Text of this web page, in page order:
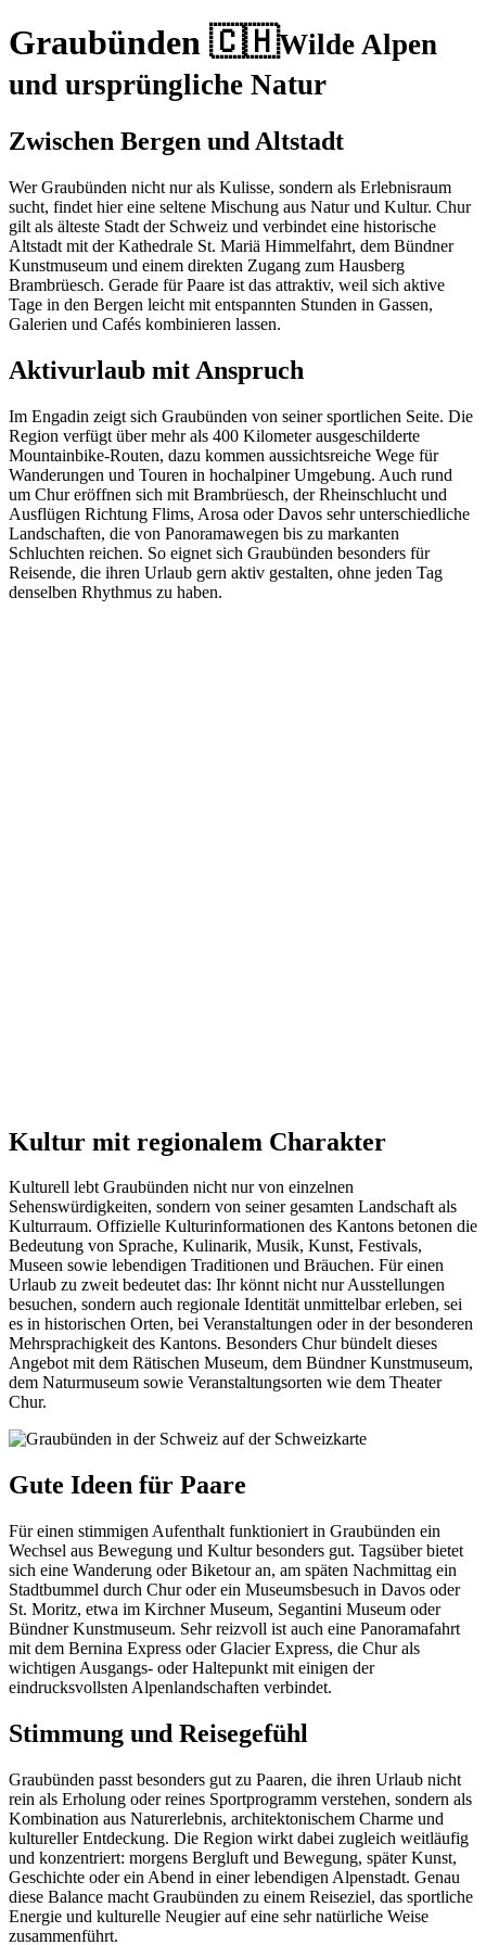
Graubünden 🇨🇭Wilde Alpen
und ursprüngliche Natur
Zwischen Bergen und Altstadt
Wer Graubünden nicht nur als Kulisse, sondern als Erlebnisraum
sucht, findet hier eine seltene Mischung aus Natur und Kultur. Chur
gilt als älteste Stadt der Schweiz und verbindet eine historische
Altstadt mit der Kathedrale St. Mariä Himmelfahrt, dem Bündner
Kunstmuseum und einem direkten Zugang zum Hausberg
Brambrüesch. Gerade für Paare ist das attraktiv, weil sich aktive
Tage in den Bergen leicht mit entspannten Stunden in Gassen,
Galerien und Cafés kombinieren lassen.
Aktivurlaub mit Anspruch
Im Engadin zeigt sich Graubünden von seiner sportlichen Seite. Die
Region verfügt über mehr als 400 Kilometer ausgeschilderte
Mountainbike-Routen, dazu kommen aussichtsreiche Wege für
Wanderungen und Touren in hochalpiner Umgebung. Auch rund
um Chur eröffnen sich mit Brambrüesch, der Rheinschlucht und
Ausflügen Richtung Flims, Arosa oder Davos sehr unterschiedliche
Landschaften, die von Panoramawegen bis zu markanten
Schluchten reichen. So eignet sich Graubünden besonders für
Reisende, die ihren Urlaub gern aktiv gestalten, ohne jeden Tag
denselben Rhythmus zu haben.
Kultur mit regionalem Charakter
Kulturell lebt Graubünden nicht nur von einzelnen
Sehenswürdigkeiten, sondern von seiner gesamten Landschaft als
Kulturraum. Offizielle Kulturinformationen des Kantons betonen die
Bedeutung von Sprache, Kulinarik, Musik, Kunst, Festivals,
Museen sowie lebendigen Traditionen und Bräuchen. Für einen
Urlaub zu zweit bedeutet das: Ihr könnt nicht nur Ausstellungen
besuchen, sondern auch regionale Identität unmittelbar erleben, sei
es in historischen Orten, bei Veranstaltungen oder in der besonderen
Mehrsprachigkeit des Kantons. Besonders Chur bündelt dieses
Angebot mit dem Rätischen Museum, dem Bündner Kunstmuseum,
dem Naturmuseum sowie Veranstaltungsorten wie dem Theater
Chur.
Gute Ideen für Paare
Für einen stimmigen Aufenthalt funktioniert in Graubünden ein
Wechsel aus Bewegung und Kultur besonders gut. Tagsüber bietet
sich eine Wanderung oder Biketour an, am späten Nachmittag ein
Stadtbummel durch Chur oder ein Museumsbesuch in Davos oder
St. Moritz, etwa im Kirchner Museum, Segantini Museum oder
Bündner Kunstmuseum. Sehr reizvoll ist auch eine Panoramafahrt
mit dem Bernina Express oder Glacier Express, die Chur als
wichtigen Ausgangs- oder Haltepunkt mit einigen der
eindrucksvollsten Alpenlandschaften verbindet.
Stimmung und Reisegefühl
Graubünden passt besonders gut zu Paaren, die ihren Urlaub nicht
rein als Erholung oder reines Sportprogramm verstehen, sondern als
Kombination aus Naturerlebnis, architektonischem Charme und
kultureller Entdeckung. Die Region wirkt dabei zugleich weitläufig
und konzentriert: morgens Bergluft und Bewegung, später Kunst,
Geschichte oder ein Abend in einer lebendigen Alpenstadt. Genau
diese Balance macht Graubünden zu einem Reiseziel, das sportliche
Energie und kulturelle Neugier auf eine sehr natürliche Weise
zusammenführt.